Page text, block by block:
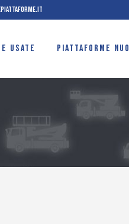
USATE PIATTAFORME